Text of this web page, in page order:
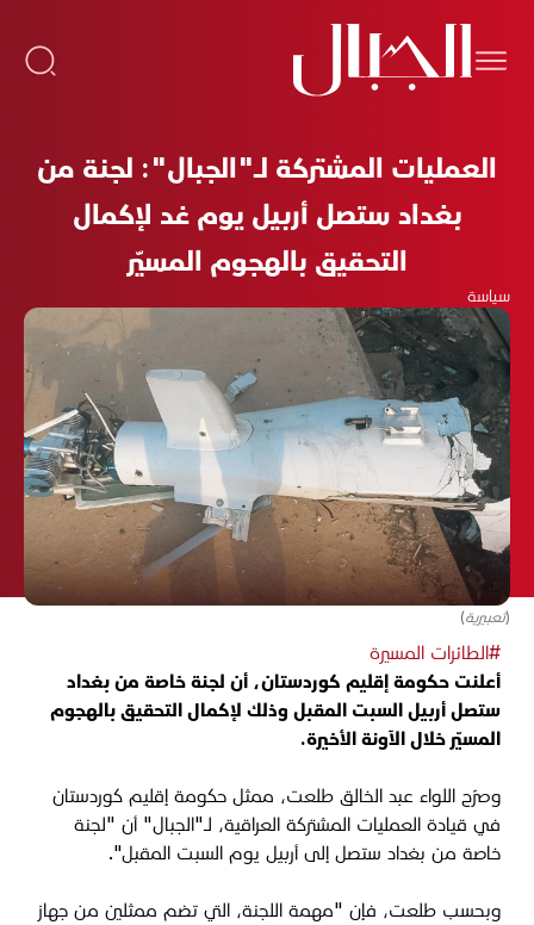
العمليات المشتركة لـ"الجبال": لجنة من
بغداد ستصل أربيل يوم غد لإكمال
التحقيق بالهجوم المسيّر
سياسة
(تعبيرية)
#الطائرات المسيرة
أعلنت حكومة إقليم كوردستان، أن لجنة خاصة من بغداد
ستصل أربيل السبت المقبل وذلك لإكمال التحقيق بالهجوم
المسيّر خلال الآونة الأخيرة.
وصرّح اللواء عبد الخالق طلعت، ممثل حكومة إقليم كوردستان
في قيادة العمليات المشتركة العراقية، لـ"الجبال" أن "لجنة
خاصة من بغداد ستصل إلى أربيل يوم السبت المقبل".
وبحسب طلعت، فإن "مهمة اللجنة، التي تضم ممثلين من جهاز